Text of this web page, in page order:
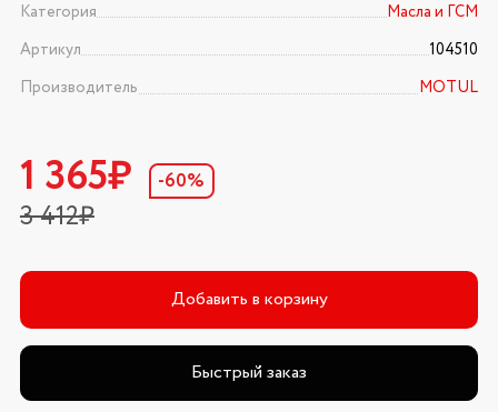
Категория
Масла и ГСМ
Артикул
104510
Производитель
MOTUL
1 365₽
3 412₽
-60%
Добавить в корзину
Быстрый заказ